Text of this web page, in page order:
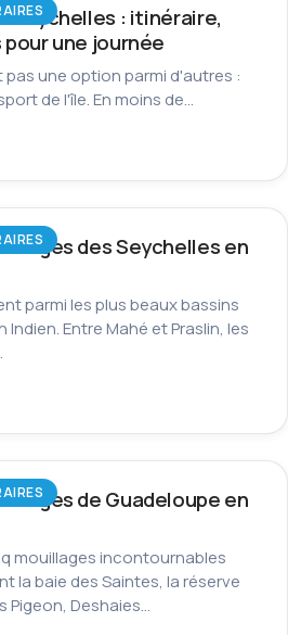
Seychelles : itinéraire,
une journée
pas une option parmi d'autres :
de l'île. En moins de…
des Seychelles en
parmi les plus beaux bassins
Entre Mahé et Praslin, les
de Guadeloupe en
mouillages incontournables
la baie des Saintes, la réserve
Pigeon, Deshaies…